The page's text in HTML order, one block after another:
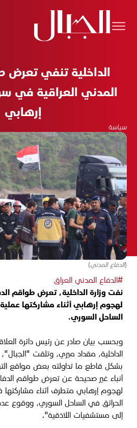
الداخلية تنفي تعرض
المدني العراقية في
إرهابي
سياسة
(الدفاع المدني)
#الدفاع المدني العراق
نفت وزارة الداخلية، تعرض طواقم
لهجوم إرهابي أثناء مشاركتها
الساحل السوري.
وبحسب بيان صادر عن رئيس دائرة
الداخلية، مقداد ميري، وتلقت
بشكل قاطع ما تداولته بعض مواقع
أنباء غير صحيحة عن تعرض طواقم
لهجوم إرهابي متطرف أثناء
الحرائق في الساحل السوري، ووقوع
إلى مستشفيات اللاذقية".